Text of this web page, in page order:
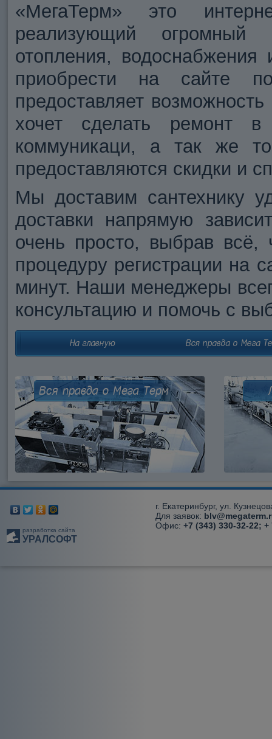
«МегаТерм» это
реализующий огромный
отопления,
приобрести на сайте
предоставляет
хочет сделать ремонт
коммуникаци, а так же
предоставляются скидки и
Мы доставим сантехнику
доставки напрямую
очень просто, выбрав всё,
процедуру регистрации на
минут. Наши менеджеры
консультацию и помочь с
На главную Вся правда о Мега
Вся правда о Мега Терм
разработка сайта
УРАЛСОФТ
г. Екатеринбург, ул.
Для заявок:
Офис: +7 (343) 330-32-22;